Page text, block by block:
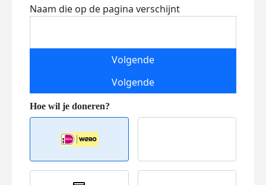
Naam die op de pagina verschijnt
Volgende
Volgende